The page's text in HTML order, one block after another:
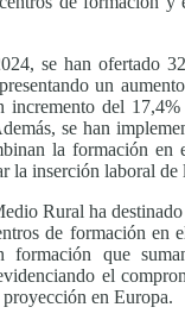
se han ofertado
un
incremento del
se han
la formación en
la inserción laboral de
Rural ha
de formación en
formación que
el
en Europa.